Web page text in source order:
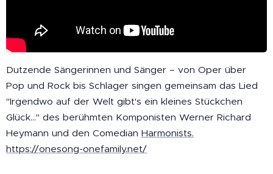
Dutzende Sängerinnen und Sänger – von Oper über
Pop und Rock bis Schlager singen gemeinsam das Lied
"Irgendwo auf der Welt gibt's ein kleines Stückchen
Glück…" des berühmten Komponisten Werner Richard
Heymann und den Comedian Harmonists.
https://onesong-onefamily.net/